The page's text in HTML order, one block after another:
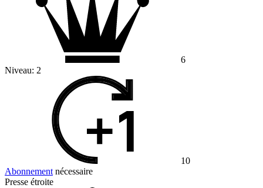
6
Niveau: 2
10
Abonnement nécessaire
Presse étroite